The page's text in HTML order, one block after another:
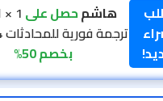
هاشمحصل على 1
ترجمة فورية للمحادثات 144 لغة
بخصم 50%